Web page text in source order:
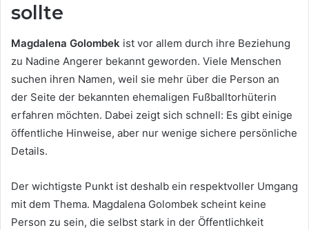
sollte
Magdalena Golombek ist vor allem durch ihre Beziehung
zu Nadine Angerer bekannt geworden. Viele Menschen
suchen ihren Namen, weil sie mehr über die Person an
der Seite der bekannten ehemaligen Fußballtorhüterin
erfahren möchten. Dabei zeigt sich schnell: Es gibt einige
öffentliche Hinweise, aber nur wenige sichere persönliche
Details.
Der wichtigste Punkt ist deshalb ein respektvoller Umgang
mit dem Thema. Magdalena Golombek scheint keine
Person zu sein, die selbst stark in der Öffentlichkeit